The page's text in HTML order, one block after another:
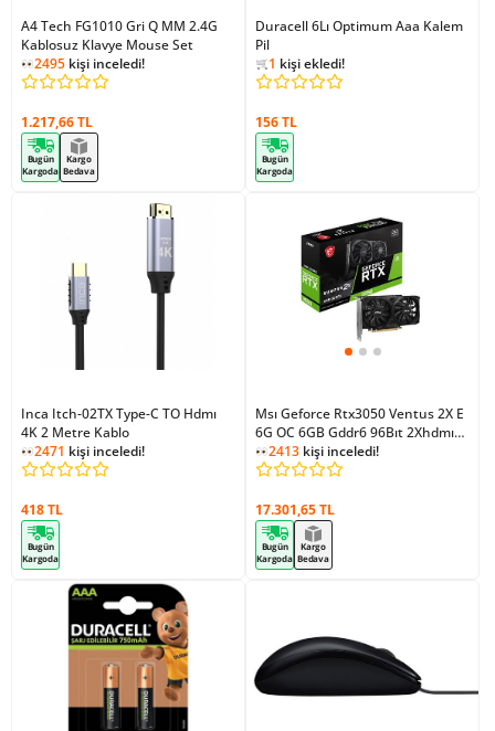
A4 Tech FG1010 Gri Q MM 2.4G
Kablosuz Klavye Mouse Set
2495 kişi inceledi!
1.217,66 TL
Bugün
Kargoda
Kargo
Bedava
Duracell 6Lı Optimum Aaa Kalem
Pil
1 kişi favoriledi!
2478kişi inceledi!
1kişi favoriledi!
156 TL
Bugün
Kargoda
Inca Itch-02TX Type-C TO Hdmı
4K 2 Metre Kablo
2471 kişi inceledi!
418 TL
Bugün
Kargoda
Msı Geforce Rtx3050 Ventus 2X E
6G OC 6GB Gddr6 96Bıt 2Xhdmı
1Xdp Ekran Kartı
2413 kişi inceledi!
17.301,65 TL
Bugün
Kargoda
Kargo
Bedava